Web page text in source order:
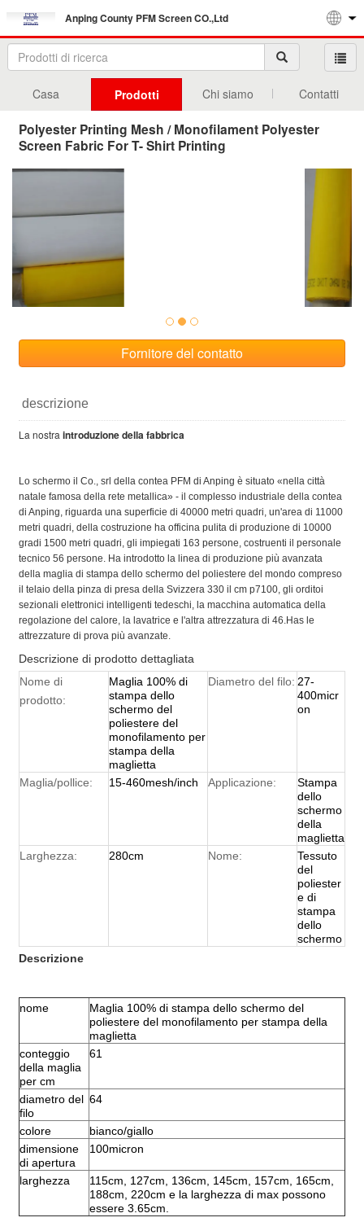
Anping County PFM Screen CO.,Ltd
Casa Prodotti Chi siamo Contatti
Polyester Printing Mesh / Monofilament Polyester
Screen Fabric For T- Shirt Printing
Fornitore del contatto
descrizione
La nostra introduzione della fabbrica
Lo schermo il Co., srl della contea PFM di Anping è situato «nella città
natale famosa della rete metallica» - il complesso industriale della contea
di Anping, riguarda una superficie di 40000 metri quadri, un'area di 11000
metri quadri, della costruzione ha officina pulita di produzione di 10000
gradi 1500 metri quadri, gli impiegati 163 persone, costruenti il personale
tecnico 56 persone. Ha introdotto la linea di produzione più avanzata
della maglia di stampa dello schermo del poliestere del mondo compreso
il telaio della pinza di presa della Svizzera 330 il cm p7100, gli orditoi
sezionali elettronici intelligenti tedeschi, la macchina automatica della
regolazione del calore, la lavatrice e l'altra attrezzatura di 46.Has le
attrezzature di prova più avanzate.
Descrizione di prodotto dettagliata
Nome di
prodotto:
Maglia 100% di
stampa dello
schermo del
poliestere del
monofilamento per
stampa della
maglietta
Diametro del filo: 27-
400micr
on
Maglia/pollice: 15-460mesh/inch Applicazione:
Stampa
dello
schermo
della
maglietta
Larghezza:
280cm Nome:
Tessuto
del
poliester
e di
stampa
dello
schermo
Descrizione
nome
Maglia 100% di stampa dello schermo del
poliestere del monofilamento per stampa della
maglietta
conteggio
della maglia
per cm
61
diametro del
filo
64
colore
bianco/giallo
dimensione
di apertura
100micron
larghezza
115cm, 127cm, 136cm, 145cm, 157cm, 165cm,
188cm, 220cm e la larghezza di max possono
essere 3.65cm.